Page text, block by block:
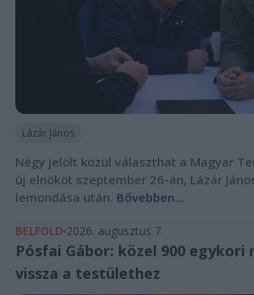
Lázár János
Négy jelölt közül választhat a Magyar
új elnököt szeptember 26-án, Lázár
lemondása után. Bővebben...
BELFÖLD 2026. augusztus 7.
Pósfai Gábor: közel 900 egykori
vissza a testülethez